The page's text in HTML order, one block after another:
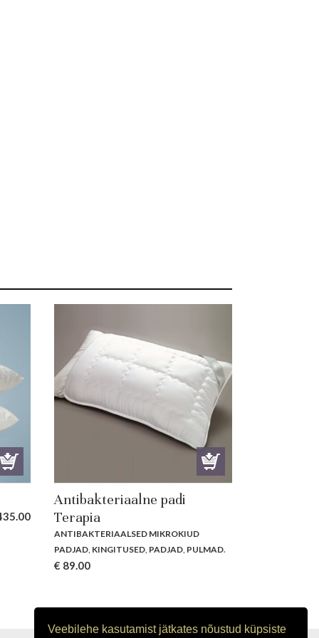
Veebilehe kasutamist jätkates nõustud küpsiste
Antibakteriaalne padi
Terapia
ANTIBAKTERIAALSED MIKROKIUD
PADJAD, KINGITUSED, PADJAD, PULMAD.
€ 89.00